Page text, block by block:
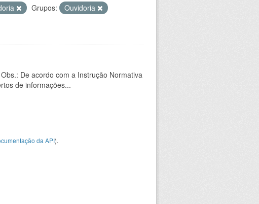
Grupos:
Ouvidoria
De acordo com a Instrução Normativa
de informações...
da API).